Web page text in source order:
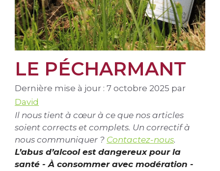
LE PÉCHARMANT
7 octobre 2025 par
David
Il nous tient à cœur à ce que nos articles
soient corrects et complets. Un correctif à
nous communiquer ? Contactez-nous.
L’abus d’alcool est dangereux pour la
santé - À consommer avec modération -